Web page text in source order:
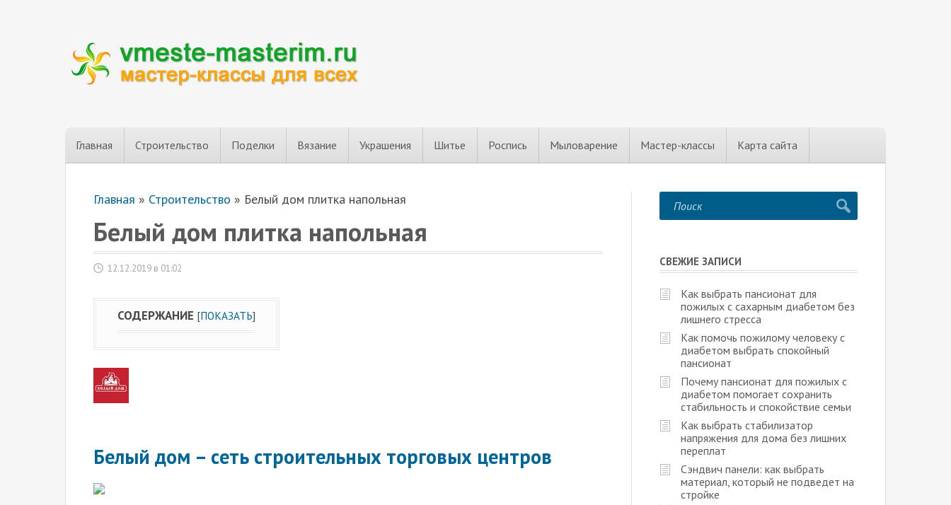
Главная Строительство Поделки Вязание Украшения Шитье Роспись Мыловарение Мастер-классы Карта сайта
Главная » Строительство » Белый дом плитка напольная
Белый дом плитка напольная
12.12.2019 в 01:02
СОДЕРЖАНИЕ [ПОКАЗАТЬ]
Белый дом – сеть строительных торговых центров
СВЕЖИЕ ЗАПИСИ
Как выбрать пансионат для
пожилых с сахарным диабетом без
лишнего стресса
Как помочь пожилому человеку с
диабетом выбрать спокойный
пансионат
Почему пансионат для пожилых с
диабетом помогает сохранить
стабильность и спокойствие семьи
Как выбрать стабилизатор
напряжения для дома без лишних
переплат
Сэндвич панели: как выбрать
материал, который не подведет на
стройке